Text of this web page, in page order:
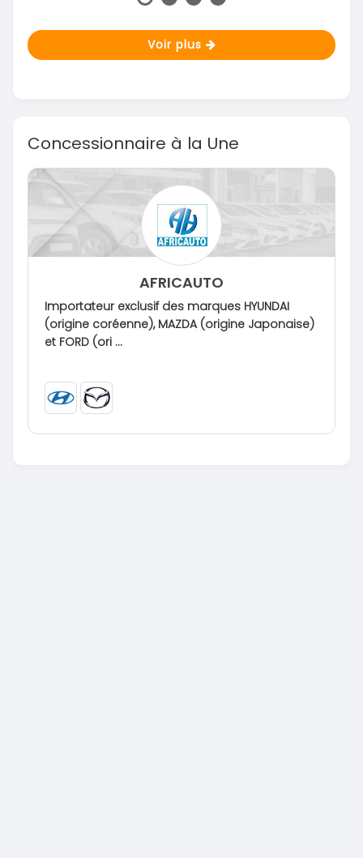
Voir plus
Concessionnaire à la Une
AFRICAUTO
Importateur exclusif des marques HYUNDAI
(origine coréenne), MAZDA (origine Japonaise)
et FORD (ori ...